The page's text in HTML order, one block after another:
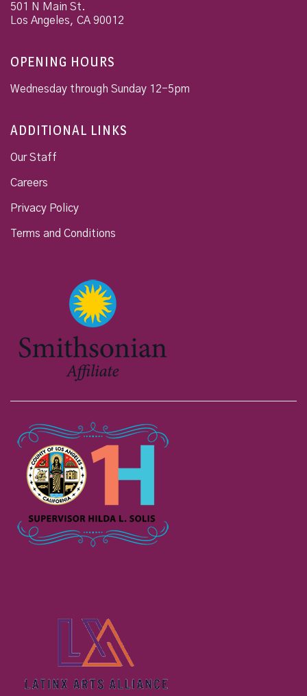
501 N Main St.
Los Angeles, CA 90012
OPENING HOURS
Wednesday through Sunday 12-5pm
ADDITIONAL LINKS
Our Staff
Careers
Privacy Policy
Terms and Conditions